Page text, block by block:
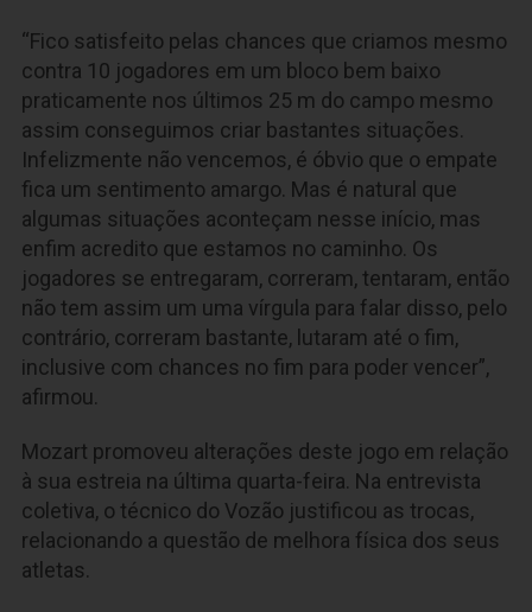
“Fico satisfeito pelas chances que criamos mesmo
contra 10 jogadores em um bloco bem baixo
praticamente nos últimos 25 m do campo mesmo
assim conseguimos criar bastantes situações.
Infelizmente não vencemos, é óbvio que o empate
fica um sentimento amargo. Mas é natural que
algumas situações aconteçam nesse início, mas
enfim acredito que estamos no caminho. Os
jogadores se entregaram, correram, tentaram, então
não tem assim um uma vírgula para falar disso, pelo
contrário, correram bastante, lutaram até o fim,
inclusive com chances no fim para poder vencer”,
afirmou.
Mozart promoveu alterações deste jogo em relação
à sua estreia na última quarta-feira. Na entrevista
coletiva, o técnico do Vozão justificou as trocas,
relacionando a questão de melhora física dos seus
atletas.